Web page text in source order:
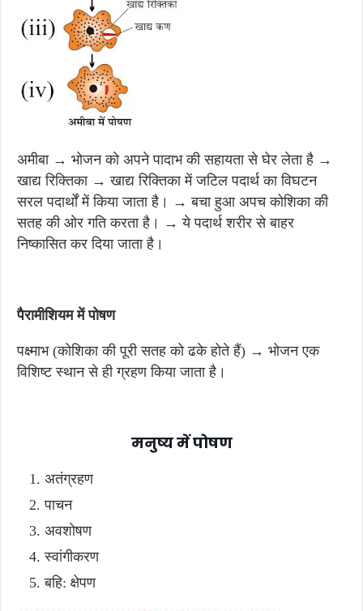
अमीबा → भोजन को अपने पादाभ की सहायता से घेर लेता है →
खाद्य रिक्तिका → खाद्य रिक्तिका में जटिल पदार्थ का विघटन
सरल पदार्थों में किया जाता है। → बचा हुआ अपच कोशिका की
सतह की ओर गति करता है। → ये पदार्थ शरीर से बाहर
निष्कासित कर दिया जाता है।
पैरामीशियम में पोषण
पक्ष्माभ (कोशिका की पूरी सतह को ढके होते हैं) → भोजन एक
विशिष्ट स्थान से ही ग्रहण किया जाता है।
मनुष्य में पोषण
अतंग्रहण
पाचन
अवशोषण
स्वांगीकरण
बहि: क्षेपण